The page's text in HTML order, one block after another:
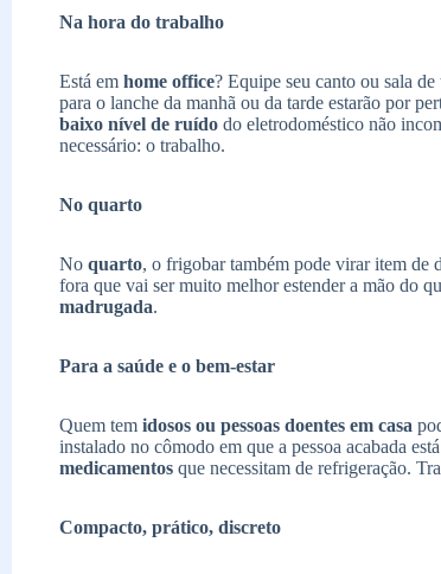
Na hora do trabalho
Está em home office? Equipe seu canto ou sala
para o lanche da manhã ou da tarde estarão por
baixo nível de ruído do eletrodoméstico não
necessário: o trabalho.
No quarto
No quarto, o frigobar também pode virar item de
fora que vai ser muito melhor estender a mão do
madrugada.
Para a saúde e o bem-estar
Quem tem idosos ou pessoas doentes em casa
instalado no cômodo em que a pessoa acabada
medicamentos que necessitam de refrigeração.
Compacto, prático, discreto